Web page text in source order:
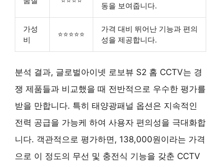
동을 보여줍니다.
가성
비
⭐⭐⭐⭐⭐
가격 대비 뛰어난 기능과 편의
성을 제공합니다.
분석 결과, 글로벌아이넷 로보뷰 S2 홈 CCTV는 경
쟁 제품들과 비교했을 때 전반적으로 우수한 평가를
받을 만합니다. 특히 태양광패널 옵션은 지속적인
전력 공급을 가능케 하여 사용자 편의성을 극대화합
니다. 객관적으로 평가하면, 138,000원이라는 가격
으로 이 정도의 무선 및 충전식 기능을 갖춘 CCTV